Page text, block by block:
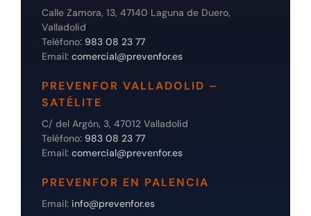
Calle Zamora, 13, 47140 Laguna de Duero,
Valladolid
Teléfono: 983 08 23 77
Email: comercial@prevenfor.es
PREVENFOR VALLADOLID –
SATÉLITE
C/ del Argón, 3, 47012 Valladolid
Teléfono: 983 08 23 77
Email: comercial@prevenfor.es
PREVENFOR EN PALENCIA
Email: info@prevenfor.es